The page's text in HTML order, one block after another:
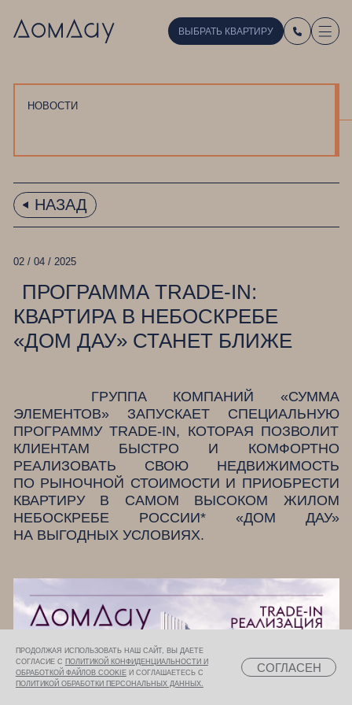
НОВОСТИ
НАЗАД
02 / 04 / 2025
ПРОГРАММА TRADE-IN:
КВАРТИРА В НЕБОСКРЕБЕ
«ДОМ ДАУ» СТАНЕТ БЛИЖЕ
ГРУППА КОМПАНИЙ «СУММА
ЭЛЕМЕНТОВ» ЗАПУСКАЕТ СПЕЦИАЛЬНУЮ
ПРОГРАММУ TRADE-IN, КОТОРАЯ ПОЗВОЛИТ
КЛИЕНТАМ БЫСТРО И КОМФОРТНО
РЕАЛИЗОВАТЬ СВОЮ НЕДВИЖИМОСТЬ
ПО РЫНОЧНОЙ СТОИМОСТИ И ПРИОБРЕСТИ
КВАРТИРУ В САМОМ ВЫСОКОМ ЖИЛОМ
НЕБОСКРЕБЕ РОССИИ* «ДОМ ДАУ»
НА ВЫГОДНЫХ УСЛОВИЯХ.
ВЫБРАТЬ КВАРТИРУ
ПРОДОЛЖАЯ ИСПОЛЬЗОВАТЬ НАШ САЙТ, ВЫ ДАЕТЕ
СОГЛАСИЕ С ПОЛИТИКОЙ КОНФИДЕНЦИАЛЬНОСТИ И
ОБРАБОТКОЙ ФАЙЛОВ COOKIEИ СОГЛАШАЕТЕСЬ С
ПОЛИТИКОЙ ОБРАБОТКИ ПЕРСОНАЛЬНЫХ ДАННЫХ.
СОГЛАСЕН